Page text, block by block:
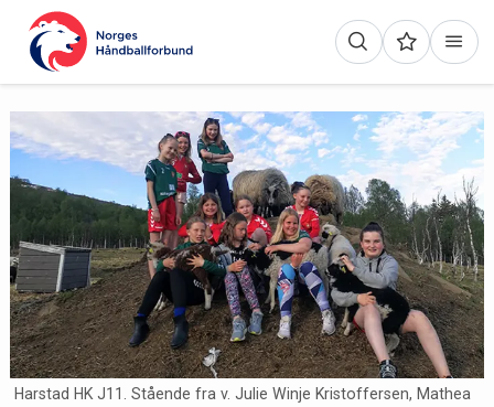
Harstad HK J11. Stående fra v. Julie Winje Kristoffersen, Mathea